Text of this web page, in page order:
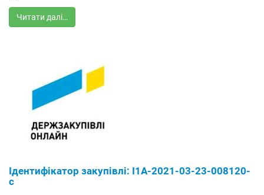
Читати далі…
Ідентифікатор закупівлі: І1А-2021-03-23-008120-
с